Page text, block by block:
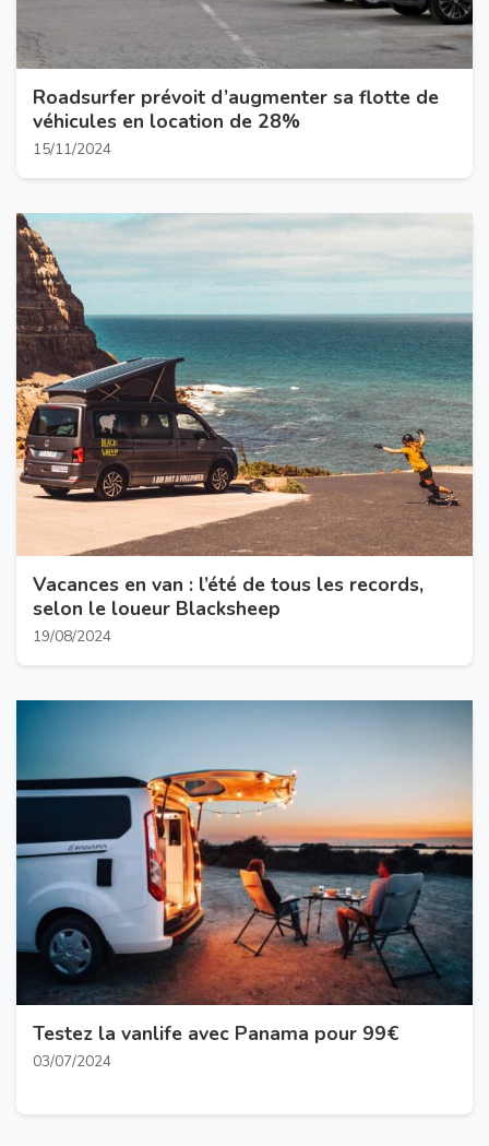
Roadsurfer prévoit d’augmenter sa flotte de
véhicules en location de 28%
15/11/2024
Vacances en van : l’été de tous les records,
selon le loueur Blacksheep
19/08/2024
Testez la vanlife avec Panama pour 99€
03/07/2024